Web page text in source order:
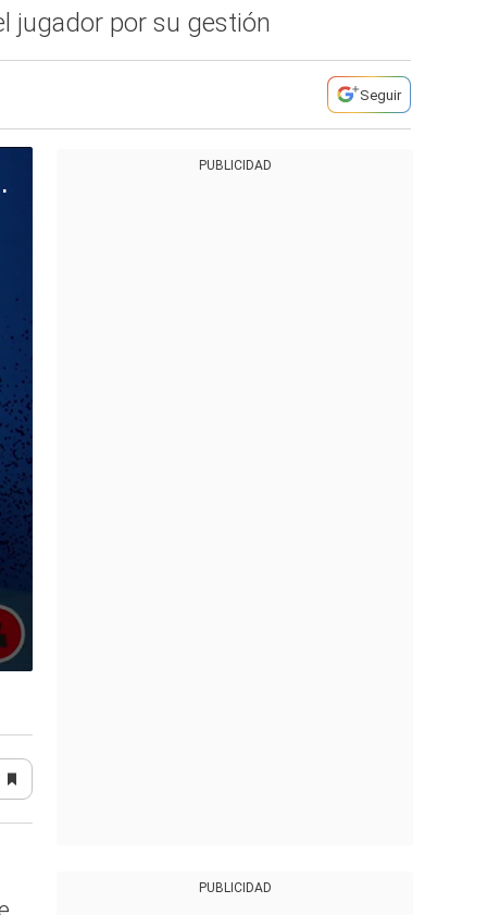
jugador por su gestión
Seguir
peruana
PUBLICIDAD
PUBLICIDAD